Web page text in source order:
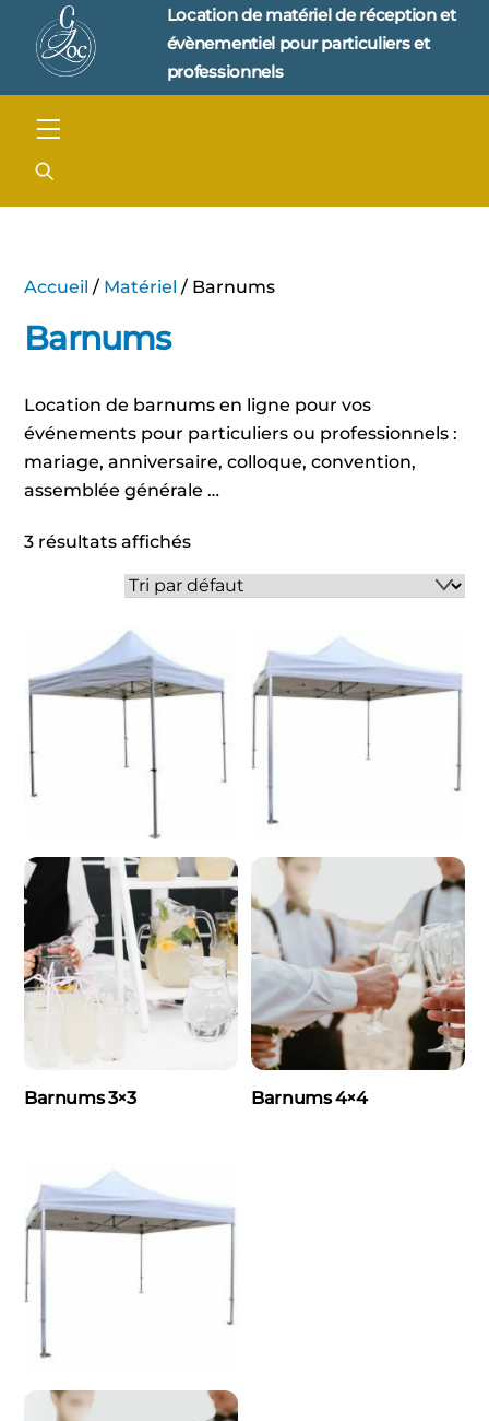
content
Location de matériel de réception et
évènementiel pour particuliers et
professionnels
Menu
Accueil / Matériel / Barnums
Barnums
Location de barnums en ligne pour vos
événements pour particuliers ou professionnels :
mariage, anniversaire, colloque, convention,
assemblée générale …
3 résultats affichés
Barnums 3×3 Barnums 4×4